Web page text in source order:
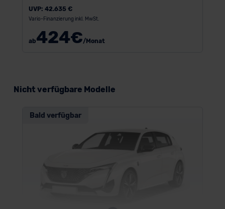
UVP: 42.635 €
Vario-Finanzierung inkl. MwSt.
ab424€/Monat
Nicht verfügbare Modelle
Bald verfügbar